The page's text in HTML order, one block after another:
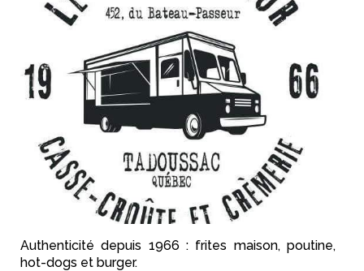
Authenticité depuis 1966 : frites maison, poutine,
hot-dogs et burger.